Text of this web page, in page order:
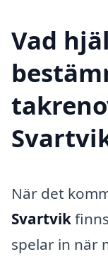
Vad
När det
Svartvik
spelar in när